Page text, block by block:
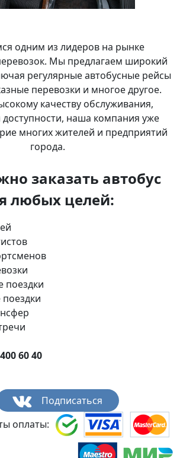
одним из лидеров на рынке
Мы предлагаем широкий
регулярные автобусные рейсы
перевозки и многое другое.
качеству обслуживания,
наша компания уже
многих жителей и предприятий
города.
заказать автобус
любых целей:
поездки
поездки
400 60 40
Подписаться
оплаты: